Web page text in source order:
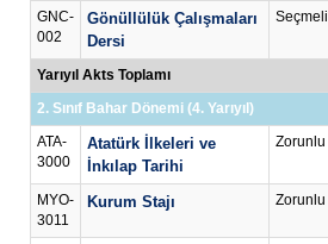
GNC-
002
Gönüllülük Çalışmaları
Dersi
Seçmeli
Yarıyıl Akts Toplamı
2. Sınıf Bahar Dönemi (4. Yarıyıl)
ATA-
3000
Atatürk İlkeleri ve
İnkılap Tarihi
Zorunlu
MYO-
3011
Kurum Stajı Zorunlu